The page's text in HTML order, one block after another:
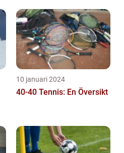
10 januari 2024
40-40 Tennis: En Översikt